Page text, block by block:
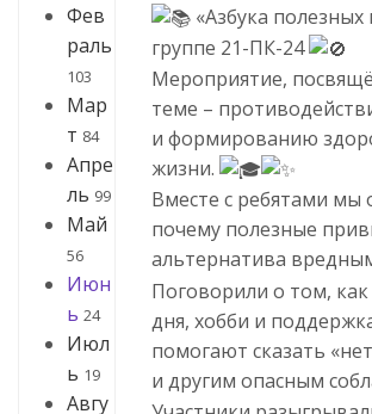
Фев
раль
103
Мар
т 84
Апре
ль 99
Май
56
Июн
ь 24
Июл
ь 19
Авгу
«Азбука
группе 21-ПК-24
Мероприятие,
теме –
и формированию
жизни.
Вместе с ребятами мы
почему полезные
альтернатива
Поговорили о том,
дня, хобби и
помогают сказать
и другим опасным